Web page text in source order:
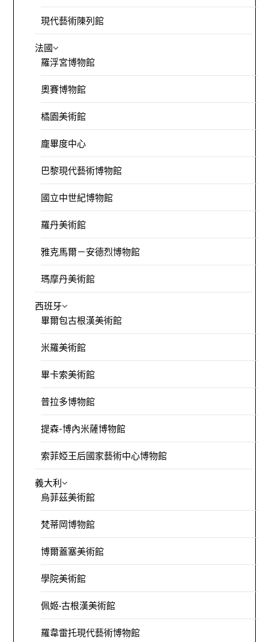
現代藝術陳列館
法國
羅浮宮博物館
奧賽博物館
橘園美術館
龐畢度中心
巴黎現代藝術博物館
國立中世紀博物館
羅丹美術館
雅克馬爾－安德烈博物館
瑪摩丹美術館
西班牙
畢爾包古根漢美術館
米羅美術館
畢卡索美術館
普拉多博物館
提森-博內米薩博物館
索菲婭王后國家藝術中心博物館
義大利
烏菲茲美術館
梵蒂岡博物館
博爾蓋塞美術館
學院美術館
佩姬·古根漢美術館
羅韋雷托現代藝術博物館